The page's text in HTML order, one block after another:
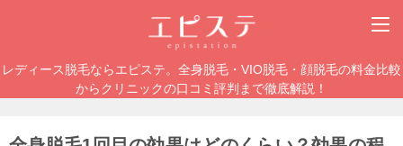
レディース脱毛ならエピステ。全身脱毛・VIO脱毛・顔脱毛の料金比較
からクリニックの口コミ評判まで徹底解説！